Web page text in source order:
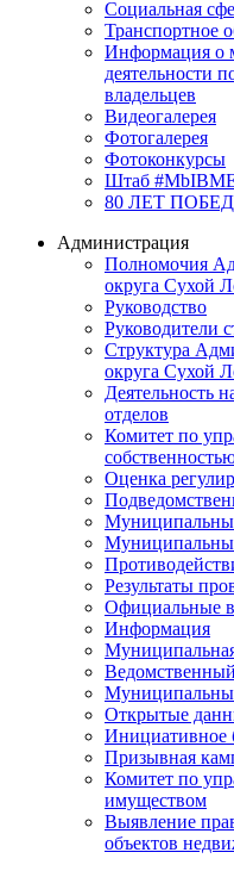
Социальная
Транспортное
Информация о
деятельности
владельцев
Видеогалерея
Фотогалерея
Фотоконкурсы
Штаб
80 ЛЕТ
Администрация
Полномочия
округа Сухой
Руководство
Руководители
Структура
округа Сухой
Деятельность
отделов
Комитет по
Оценка
Результаты
Официальные
Информация
Открытые
Инициативное
Призывная
Комитет по
имуществом
Выявление
объектов